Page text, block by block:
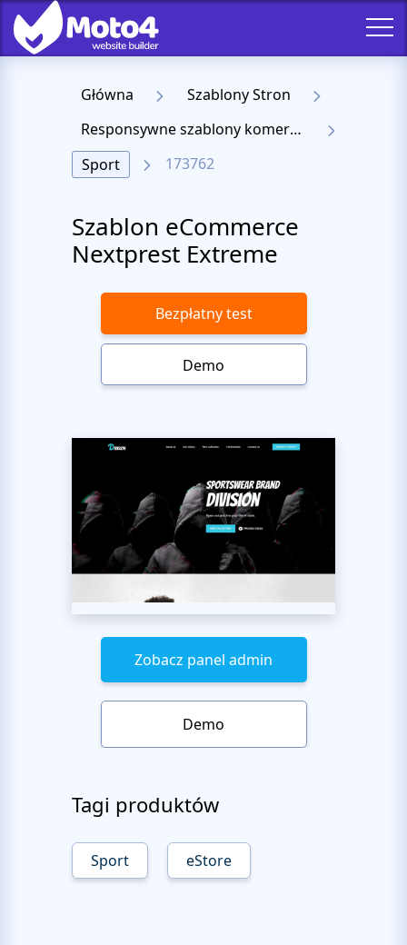
Główna
Szablony Stron
Responsywne szablony komercyjne
Sport
173762
Szablon eCommerce
Nextprest Extreme
Bezpłatny test
Demo
Zobacz panel admin
Demo
Tagi produktów
Sport eStore